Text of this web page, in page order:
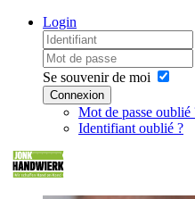
Login
Se souvenir de moi
Connexion
Mot de passe oublié
Identifiant oublié ?